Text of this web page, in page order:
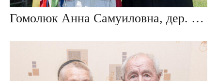
Гомолюк Анна Самуиловна, дер. Повитье, Беларусь